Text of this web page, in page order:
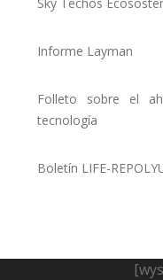
Informe Layman
Folleto sobre el
tecnología
Boletín LIFE-